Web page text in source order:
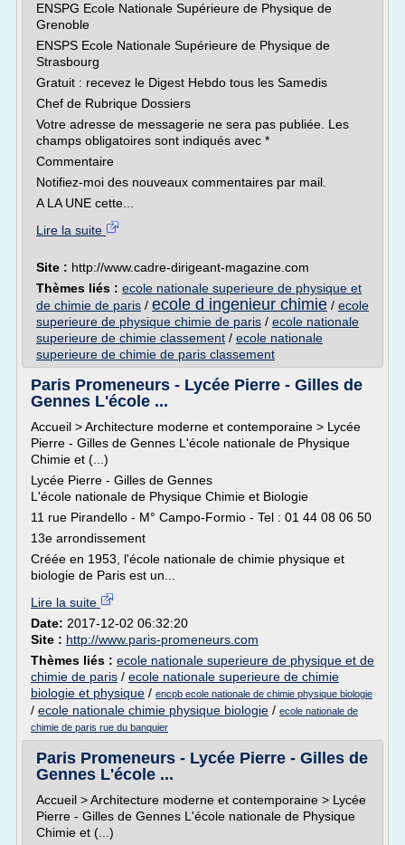
ENSPG Ecole Nationale Supérieure de Physique de
Grenoble
ENSPS Ecole Nationale Supérieure de Physique de
Strasbourg
Gratuit : recevez le Digest Hebdo tous les Samedis
Chef de Rubrique Dossiers
Votre adresse de messagerie ne sera pas publiée. Les
champs obligatoires sont indiqués avec *
Commentaire
Notifiez-moi des nouveaux commentaires par mail.
A LA UNE cette...
Lire la suite
Site : http://www.cadre-dirigeant-magazine.com
Thèmes liés : ecole nationale superieure de physique et
de chimie de paris / ecole d ingenieur chimie / ecole
superieure de physique chimie de paris / ecole nationale
superieure de chimie classement / ecole nationale
superieure de chimie de paris classement
Paris Promeneurs - Lycée Pierre - Gilles de
Gennes L'école ...
Accueil > Architecture moderne et contemporaine > Lycée
Pierre - Gilles de Gennes L'école nationale de Physique
Chimie et (...)
Lycée Pierre - Gilles de Gennes
L'école nationale de Physique Chimie et Biologie
11 rue Pirandello - M° Campo-Formio - Tel : 01 44 08 06 50
13e arrondissement
Créée en 1953, l'école nationale de chimie physique et
biologie de Paris est un...
Lire la suite
Date: 2017-12-02 06:32:20
Site : http://www.paris-promeneurs.com
Thèmes liés : ecole nationale superieure de physique et de
chimie de paris / ecole nationale superieure de chimie
biologie et physique / encpb ecole nationale de chimie physique biologie
/ ecole nationale chimie physique biologie / ecole nationale de
chimie de paris rue du banquier
Paris Promeneurs - Lycée Pierre - Gilles de
Gennes L'école ...
Accueil > Architecture moderne et contemporaine > Lycée
Pierre - Gilles de Gennes L'école nationale de Physique
Chimie et (...)